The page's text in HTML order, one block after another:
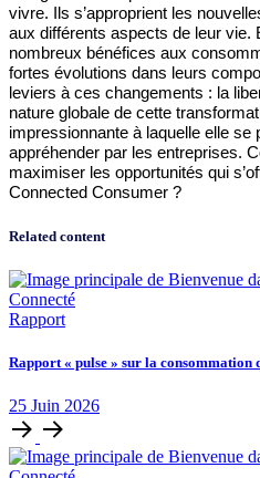
vivre. Ils s’approprient les
aux différents aspects de leur vie.
nombreux bénéfices aux
fortes évolutions dans leurs
leviers à ces changements : la
nature globale de cette
impressionnante à laquelle elle se
appréhender par les entreprises.
maximiser les opportunités qui
Connected Consumer ?
Related content
Rapport
Rapport « pulse » sur la consommation
25 Juin 2026